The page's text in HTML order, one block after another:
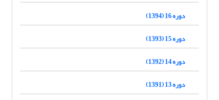
دوره 16 (1394)
دوره 15 (1393)
دوره 14 (1392)
دوره 13 (1391)